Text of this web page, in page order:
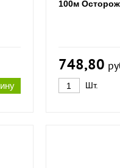
100м
748,80
Шт.